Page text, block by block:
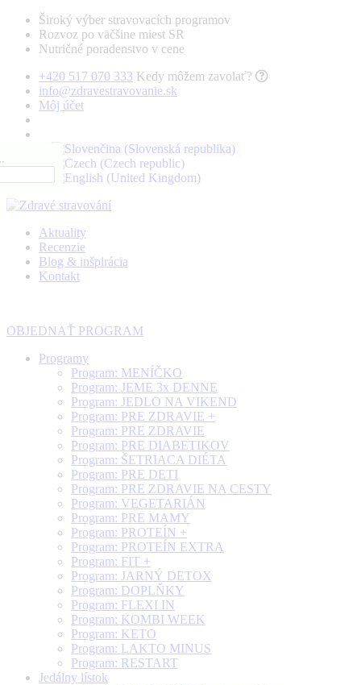
Široký výber stravovacích programov
Rozvoz po väčšine miest SR
Nutričné poradenstvo v cene
+420 517 070 333 Kedy môžem zavolať?
info@zdravestravovanie.sk
Môj účet
Aktuality
Recenzie
Blog & inšpirácia
Kontakt
OBJEDNAŤ PROGRAM
Programy
Program: MENÍČKO
Program: JEME 3x DENNE
Program: JEDLO NA VIKEND
Program: PRE ZDRAVIE +
Program: PRE ZDRAVIE
Program: PRE DIABETIKOV
Program: ŠETRIACA DIÉTA
Program: PRE DETI
Program: PRE ZDRAVIE NA CESTY
Program: VEGETARIÁN
Program: PRE MAMY
Program: PROTEÍN +
Program: PROTEÍN EXTRA
Program: FIT +
Program: JARNÝ DETOX
Program: DOPLŇKY
Program: FLEXI IN
Program: KOMBI WEEK
Program: KETO
Program: LAKTO MINUS
Program: RESTART
Jedálny lístok